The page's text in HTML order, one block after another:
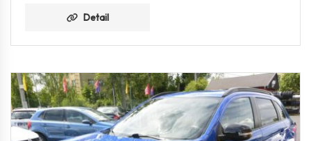
Detail